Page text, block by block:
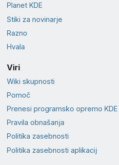
Planet KDE
Stiki za novinarje
Razno
Hvala
Viri
Wiki skupnosti
Pomoč
Prenesi programsko opremo KDE
Pravila obnašanja
Politika zasebnosti
Politika zasebnosti aplikacij